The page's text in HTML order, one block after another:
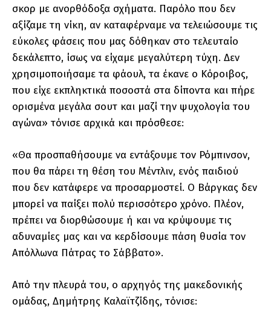
σκορ με ανορθόδοξα σχήματα. Παρόλο που δεν
αξίζαμε τη νίκη, αν καταφέρναμε να τελειώσουμε τις
εύκολες φάσεις που μας δόθηκαν στο τελευταίο
δεκάλεπτο, ίσως να είχαμε μεγαλύτερη τύχη. Δεν
χρησιμοποιήσαμε τα φάουλ, τα έκανε ο Κόροιβος,
που είχε εκπληκτικά ποσοστά στα δίποντα και πήρε
ορισμένα μεγάλα σουτ και μαζί την ψυχολογία του
αγώνα» τόνισε αρχικά και πρόσθεσε:
«Θα προσπαθήσουμε να εντάξουμε τον Ρόμπινσον,
που θα πάρει τη θέση του Μέντλιν, ενός παιδιού
που δεν κατάφερε να προσαρμοστεί. Ο Βάργκας δεν
μπορεί να παίξει πολύ περισσότερο χρόνο. Πλέον,
πρέπει να διορθώσουμε ή και να κρύψουμε τις
αδυναμίες μας και να κερδίσουμε πάση θυσία τον
Απόλλωνα Πάτρας το Σάββατο».
Από την πλευρά του, ο αρχηγός της μακεδονικής
ομάδας, Δημήτρης Καλαϊτζίδης, τόνισε: